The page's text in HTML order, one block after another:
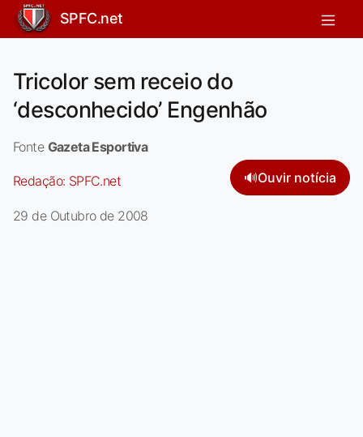
SPFC.net
Tricolor sem receio do
‘desconhecido’ Engenhão
Fonte Gazeta Esportiva
Redação: SPFC.net 🔊Ouvir notícia
29 de Outubro de 2008